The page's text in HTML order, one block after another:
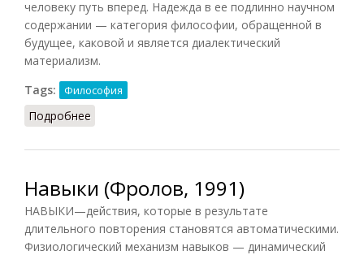
человеку путь вперед. Надежда в ее подлинно научном
содержании — категория философии, обращенной в
будущее, каковой и является диалектический
материализм.
Tags:
Философия
Подробнее
Навыки (Фролов, 1991)
НАВЫКИ—действия, которые в результате
длительного повторения становятся автоматическими.
Физиологический механизм навыков — динамический